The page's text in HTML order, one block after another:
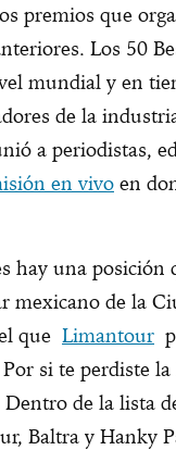
premios que
Los 50
mundial y en
de la
a periodistas,
en vivo en
hay una
mexicano de la
que Limantour
si te perdiste
Dentro de la lista
Baltra y Hanky